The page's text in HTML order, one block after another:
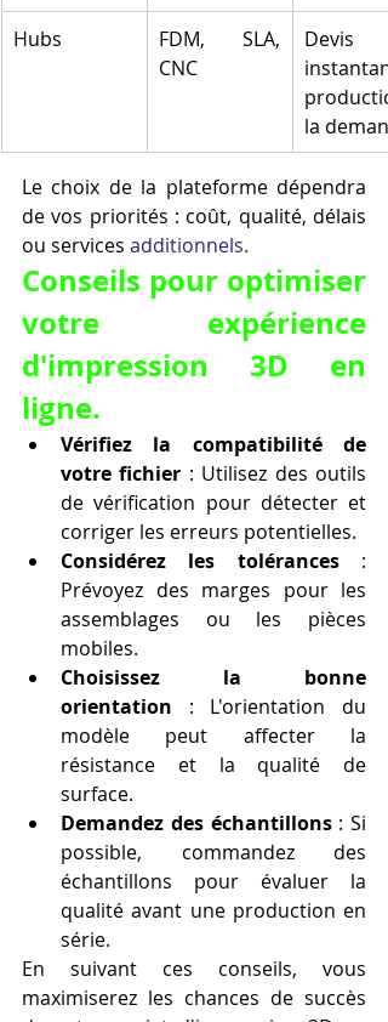
Hubs
FDM, SLA,
CNC
Devis
la
Le choix de la plateforme dépendra
de vos priorités : coût, qualité, délais
ou services additionnels.
Conseils pour optimiser
votre expérience
d'impression 3D en
ligne.
Vérifiez la compatibilité de
votre fichier : Utilisez des outils
de vérification pour détecter et
corriger les erreurs potentielles.
Considérez les tolérances :
Prévoyez des marges pour les
assemblages ou les pièces
mobiles.
Choisissez la bonne
orientation : L'orientation du
modèle peut affecter la
résistance et la qualité de
surface.
Demandez des échantillons : Si
possible, commandez des
échantillons pour évaluer la
qualité avant une production en
série.
En suivant ces conseils, vous
maximiserez les chances de succès